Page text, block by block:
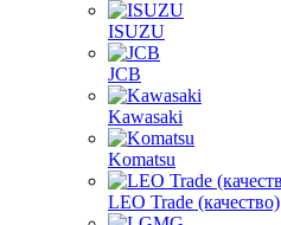
ISUZU
JCB
Kawasaki
Komatsu
LEO Trade (качество)